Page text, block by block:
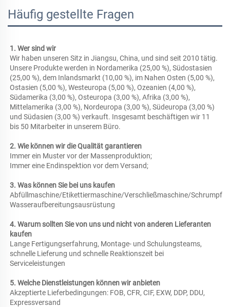
Häufig gestellte Fragen
1. Wer sind wir
Wir haben unseren Sitz in Jiangsu, China, und sind seit 2010 tätig.
Unsere Produkte werden in Nordamerika (25,00 %), Südostasien
(25,00 %), dem Inlandsmarkt (10,00 %), im Nahen Osten (5,00 %),
Ostasien (5,00 %), Westeuropa (5,00 %), Ozeanien (4,00 %),
Südamerika (3,00 %), Osteuropa (3,00 %), Afrika (3,00 %),
Mittelamerika (3,00 %), Nordeuropa (3,00 %), Südeuropa (3,00 %)
und Südasien (3,00 %) verkauft. Insgesamt beschäftigen wir 11
bis 50 Mitarbeiter in unserem Büro.
2. Wie können wir die Qualität garantieren
Immer ein Muster vor der Massenproduktion;
Immer eine Endinspektion vor dem Versand;
3. Was können Sie bei uns kaufen
Abfüllmaschine/Etikettiermaschine/Verschließmaschine/
Wasseraufbereitungsausrüstung
4. Warum sollten Sie von uns und nicht von anderen Lieferanten
kaufen
Lange Fertigungserfahrung, Montage- und Schulungsteams,
schnelle Lieferung und schnelle Reaktionszeit bei
Serviceleistungen
5. Welche Dienstleistungen können wir anbieten
Akzeptierte Lieferbedingungen: FOB, CFR, CIF, EXW, DDP, DDU,
Expressversand